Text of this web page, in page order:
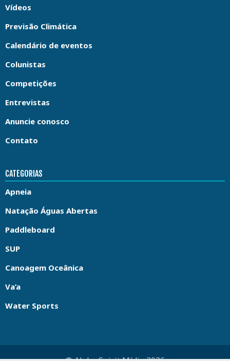
Vídeos
Previsão Climática
Calendário de eventos
Colunistas
Competições
Entrevistas
Anuncie conosco
Contato
CATEGORIAS
Apneia
Natação Águas Abertas
Paddleboard
SUP
Canoagem Oceânica
Va’a
Water Sports